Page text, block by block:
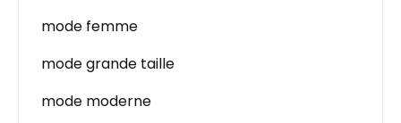
mode femme
mode grande taille
mode moderne